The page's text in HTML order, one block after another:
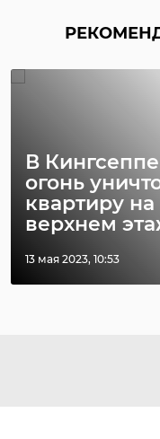
В Кингсеппе
огонь
квартиру на
верхнем
13 мая 2023, 10:53